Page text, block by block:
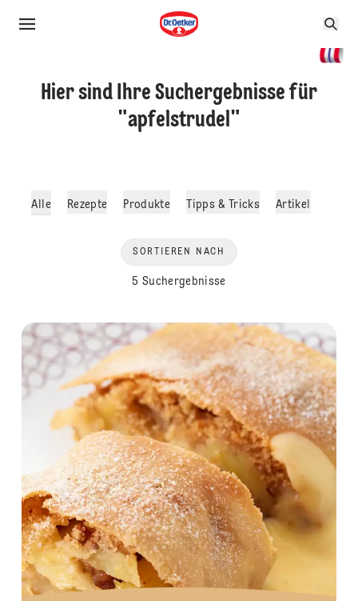
Hier sind Ihre Suchergebnisse für
"apfelstrudel"
Alle Rezepte Produkte Tipps & Tricks Artikel
5 Suchergebnisse
SORTIEREN NACH